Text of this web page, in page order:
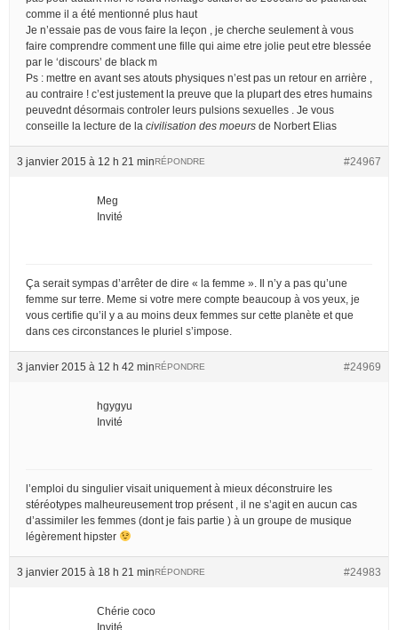
comme il a été mentionné plus haut
Je n’essaie pas de vous faire la leçon , je cherche seulement à vous
faire comprendre comment une fille qui aime etre jolie peut etre blessée
par le ‘discours’ de black m
Ps : mettre en avant ses atouts physiques n’est pas un retour en arrière ,
au contraire ! c’est justement la preuve que la plupart des etres humains
peuvednt désormais controler leurs pulsions sexuelles . Je vous
conseille la lecture de la civilisation des moeurs de Norbert Elias
3 janvier 2015 à 12 h 21 min #24967
RÉPONDRE
Meg
Invité
Ça serait sympas d’arrêter de dire « la femme ». Il n’y a pas qu’une
femme sur terre. Meme si votre mere compte beaucoup à vos yeux, je
vous certifie qu’il y a au moins deux femmes sur cette planète et que
dans ces circonstances le pluriel s’impose.
3 janvier 2015 à 12 h 42 min #24969
RÉPONDRE
hgygyu
Invité
l’emploi du singulier visait uniquement à mieux déconstruire les
stéréotypes malheureusement trop présent , il ne s’agit en aucun cas
d’assimiler les femmes (dont je fais partie ) à un groupe de musique
légèrement hipster
3 janvier 2015 à 18 h 21 min #24983
RÉPONDRE
Chérie coco
Invité